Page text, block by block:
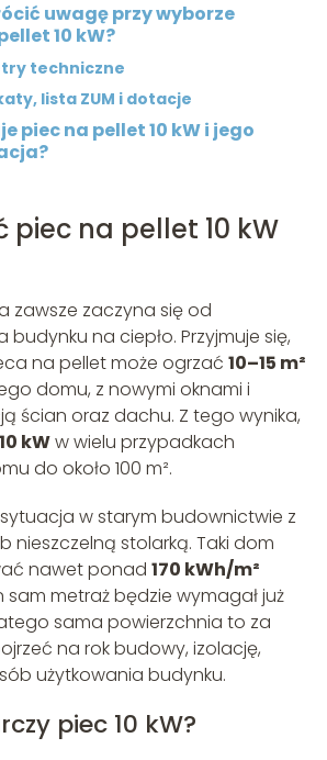
uwagę przy wyborze
10 kW?
techniczne
lista ZUM i dotacje
piec na pellet 10 kW i jego
piec na pellet 10 kW
zawsze zaczyna się od
na ciepło. Przyjmuje się,
na pellet może ogrzać 10–15 m²
domu, z nowymi oknami i
ścian oraz dachu. Z tego wynika,
10 kWw wielu przypadkach
do około 100 m².
w starym budownictwie z
nieszczelną stolarką. Taki dom
nawet ponad 170 kWh/m²
sam metraż będzie wymagał już
sama powierzchnia to za
na rok budowy, izolację,
użytkowania budynku.
piec 10 kW?